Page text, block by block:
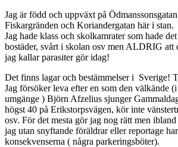
Jag är född och uppväxt på
Fiskargränden och Koriandergatan här i stan.
Jag hade klass och skolkamrater som hade
bostäder, svårt i skolan osv men ALDRIG att
jag kallar parasiter gör idag!
Det finns lagar och bestämmelser i Sverige!
Jag försöker leva efter en som den välkände
umgänge ) Björn Afzelius sjunger
högst 40 på Erikstorpsvägen, kör inte
osv. För det mesta gör jag nog rätt men
jag utan snyftande föräldrar eller reportage
konsekvenserna ( några parkeringsböter).